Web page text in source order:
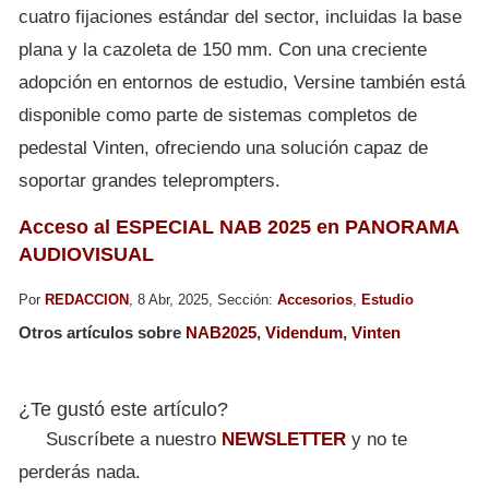
cuatro fijaciones estándar del sector, incluidas la base
plana y la cazoleta de 150 mm. Con una creciente
adopción en entornos de estudio, Versine también está
disponible como parte de sistemas completos de
pedestal Vinten, ofreciendo una solución capaz de
soportar grandes teleprompters.
Acceso al ESPECIAL NAB 2025 en PANORAMA
AUDIOVISUAL
Por REDACCION , 8 Abr, 2025, Sección: Accesorios Estudio
Otros artículos sobre NAB2025, Videndum, Vinten
¿Te gustó este artículo?
Suscríbete a nuestro NEWSLETTER y no te
perderás nada.